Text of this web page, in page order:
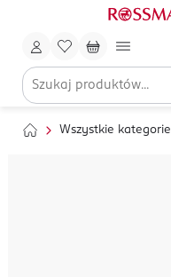
Wszystkie kategorie